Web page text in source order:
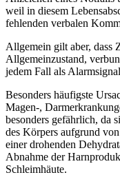
weil in diesem
fehlenden verbalen
Allgemein gilt aber, dass
Allgemeinzustand,
jedem Fall als
Besonders häufigste
Magen-,
besonders gefährlich, da
des Körpers aufgrund
einer drohenden
Abnahme der
Schleimhäute.